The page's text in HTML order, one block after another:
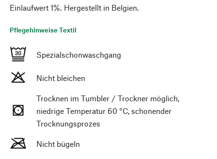
Einlaufwert 1%. Hergestellt in Belgien.
Pflegehinweise Textil
Spezialschonwaschgang
Nicht bleichen
Trocknen im Tumbler / Trockner möglich,
niedrige Temperatur 60 °C, schonender
Trocknungsprozes
Nicht bügeln